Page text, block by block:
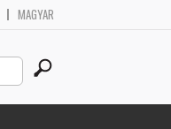
MAGYAR
Search
this
site